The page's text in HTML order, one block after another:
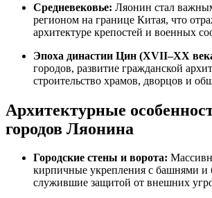
Средневековье: Ляонин стал
регионом на границе Китая, что
архитектуре крепостей и военных
Эпоха династии Цин (XVII–XX
городов, развитие гражданской
строительство храмов, дворцов и
Архитектурные
городов Ляонина
Городские стены и ворота:
кирпичные укрепления с башнями и
служившие защитой от внешних